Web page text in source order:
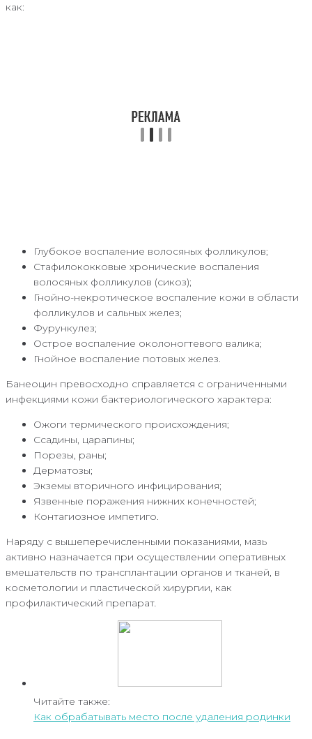
как:
Глубокое воспаление волосяных фолликулов;
Стафилококковые хронические воспаления
волосяных фолликулов (сикоз);
Гнойно-некротическое воспаление кожи в области
фолликулов и сальных желез;
Фурункулез;
Острое воспаление околоногтевого валика;
Гнойное воспаление потовых желез.
Банеоцин превосходно справляется с ограниченными
инфекциями кожи бактериологического характера:
Ожоги термического происхождения;
Ссадины, царапины;
Порезы, раны;
Дерматозы;
Экземы вторичного инфицирования;
Язвенные поражения нижних конечностей;
Контагиозное импетиго.
Наряду с вышеперечисленными показаниями, мазь
активно назначается при осуществлении оперативных
вмешательств по трансплантации органов и тканей, в
косметологии и пластической хирургии, как
профилактический препарат.
Читайте также:
Как обрабатывать место после удаления родинки